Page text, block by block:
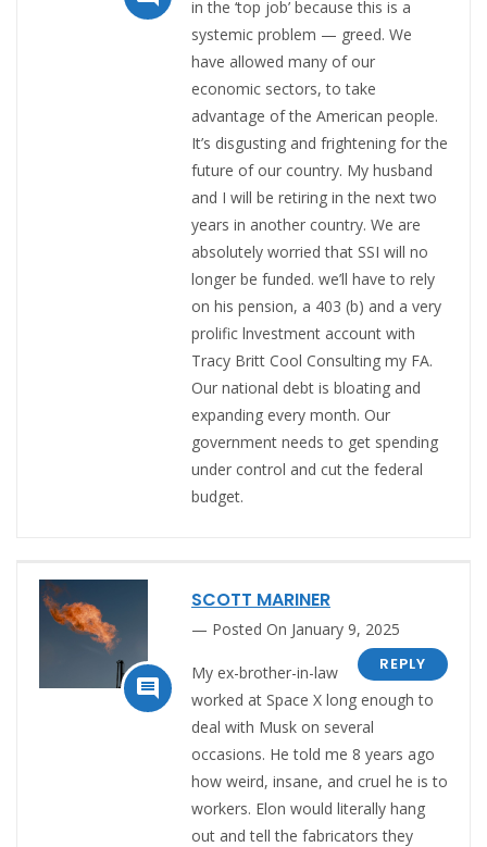
in the ‘top job’ because this is a
systemic problem — greed. We
have allowed many of our
economic sectors, to take
advantage of the American people.
It’s disgusting and frightening for the
future of our country. My husband
and I will be retiring in the next two
years in another country. We are
absolutely worried that SSI will no
longer be funded. we’ll have to rely
on his pension, a 403 (b) and a very
prolific lnvestment account with
Tracy Britt Cool Consulting my FA.
Our national debt is bloating and
expanding every month. Our
government needs to get spending
under control and cut the federal
budget.

SCOTT MARINER
Posted On January 9, 2025
REPLY
My ex-brother-in-law
worked at Space X long enough to
deal with Musk on several
occasions. He told me 8 years ago
how weird, insane, and cruel he is to
workers. Elon would literally hang
out and tell the fabricators they